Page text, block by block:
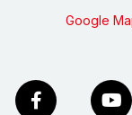
Google